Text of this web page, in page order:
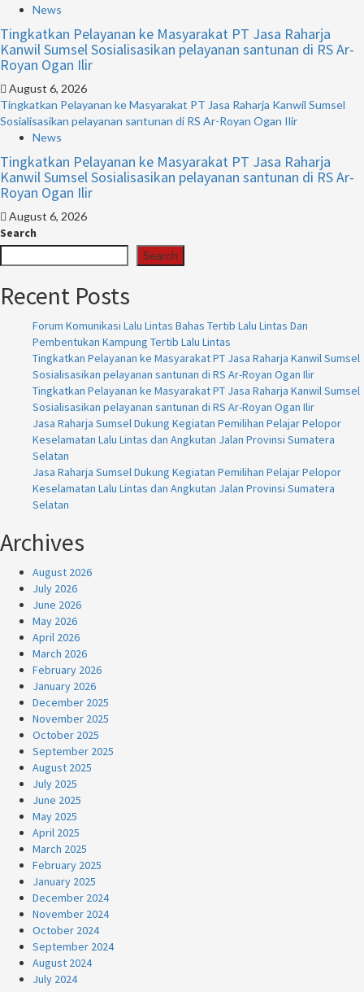
News
Tingkatkan Pelayanan ke Masyarakat PT Jasa Raharja
Kanwil Sumsel Sosialisasikan pelayanan santunan di RS Ar-
Royan Ogan Ilir
August 6, 2026
Tingkatkan Pelayanan ke Masyarakat PT Jasa Raharja Kanwil Sumsel
Sosialisasikan pelayanan santunan di RS Ar-Royan Ogan Ilir
News
Tingkatkan Pelayanan ke Masyarakat PT Jasa Raharja
Kanwil Sumsel Sosialisasikan pelayanan santunan di RS Ar-
Royan Ogan Ilir
August 6, 2026
Search
Search
Recent Posts
Forum Komunikasi Lalu Lintas Bahas Tertib Lalu Lintas Dan
Pembentukan Kampung Tertib Lalu Lintas
Tingkatkan Pelayanan ke Masyarakat PT Jasa Raharja Kanwil Sumsel
Sosialisasikan pelayanan santunan di RS Ar-Royan Ogan Ilir
Tingkatkan Pelayanan ke Masyarakat PT Jasa Raharja Kanwil Sumsel
Sosialisasikan pelayanan santunan di RS Ar-Royan Ogan Ilir
Jasa Raharja Sumsel Dukung Kegiatan Pemilihan Pelajar Pelopor
Keselamatan Lalu Lintas dan Angkutan Jalan Provinsi Sumatera
Selatan
Jasa Raharja Sumsel Dukung Kegiatan Pemilihan Pelajar Pelopor
Keselamatan Lalu Lintas dan Angkutan Jalan Provinsi Sumatera
Selatan
Archives
August 2026
July 2026
June 2026
May 2026
April 2026
March 2026
February 2026
January 2026
December 2025
November 2025
October 2025
September 2025
August 2025
July 2025
June 2025
May 2025
April 2025
March 2025
February 2025
January 2025
December 2024
November 2024
October 2024
September 2024
August 2024
July 2024